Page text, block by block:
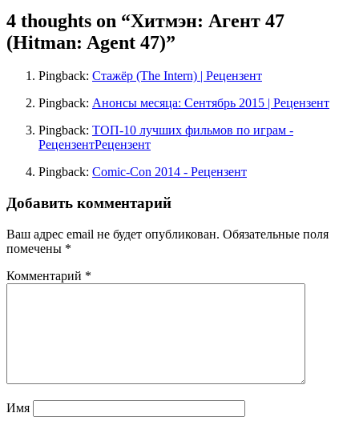
4 thoughts on “Хитмэн: Агент 47
(Hitman: Agent 47)”
Pingback: Стажёр (The Intern) | Рецензент
Pingback: Анонсы месяца: Сентябрь 2015 | Рецензент
Pingback: ТОП-10 лучших фильмов по играм -
РецензентРецензент
Pingback: Comic-Con 2014 - Рецензент
Добавить комментарий
Ваш адрес email не будет опубликован. Обязательные поля
помечены *
Комментарий *
Имя